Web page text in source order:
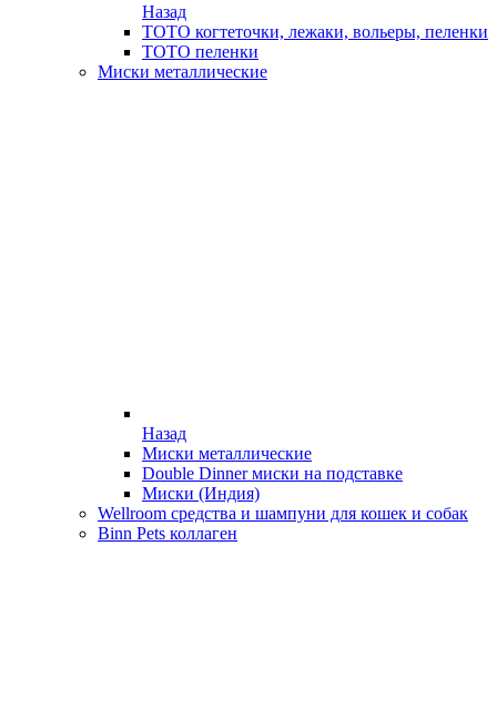
Назад
ТОТО когтеточки, лежаки, вольеры, пеленки
ТОТО пеленки
Миски металлические
Назад
Миски металлические
Double Dinner миски на подставке
Миски (Индия)
Wellroom средства и шампуни для кошек и собак
Binn Pets коллаген